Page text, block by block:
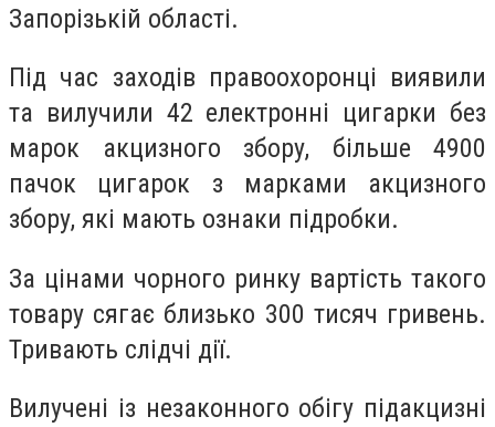
Запорізькій області.
Під час заходів правоохоронці виявили
та вилучили 42 електронні цигарки без
марок акцизного збору, більше 4900
пачок цигарок з марками акцизного
збору, які мають ознаки підробки.
За цінами чорного ринку вартість такого
товару сягає близько 300 тисяч гривень.
Тривають слідчі дії.
Вилучені із незаконного обігу підакцизні